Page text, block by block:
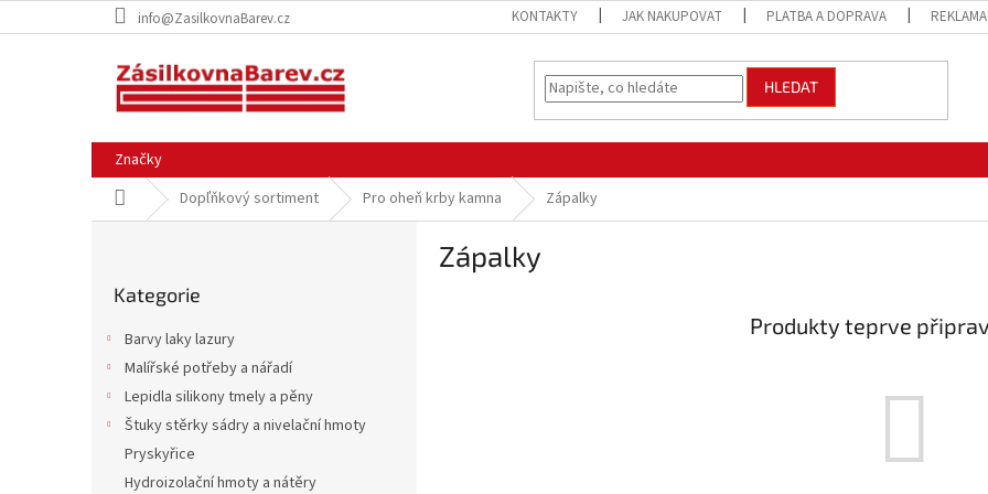
na
info@ZasilkovnaBarev.cz KONTAKTY JAK NAKUPOVAT PLATBA A DOPRAVA
HLEDAT
Značky
Domů Dopľňkový sortiment Pro oheň krby kamna Zápalky
kategorie
Kategorie
Barvy laky lazury
Malířské potřeby a nářadí
Lepidla silikony tmely a pěny
Štuky stěrky sádry a nivelační hmoty
Pryskyřice
Hydroizolační hmoty a nátěry
Zápalky
Produkty teprve